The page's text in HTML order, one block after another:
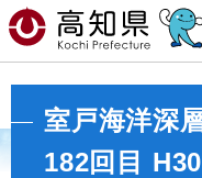
室戸海洋深
182回目